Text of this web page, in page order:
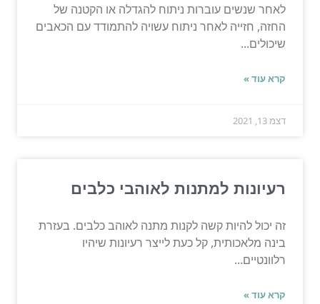
לאחר שנשים עוברות ניתוח להגדלה או הקטנה של
החזה, חזייה לאחר ניתוח עשויה להתמודד עם הכאבים
שיכולים...
קרא עוד »
דצמ 13, 2021
רעיונות למתנות לאוהבי כלבים
זה יכול להיות קשה לקנות מתנה לאוהב כלבים. בעזרת
בינה מלאכותית, קל כעת לייצר רעיונות שיהיו
רלוונטיים...
קרא עוד »